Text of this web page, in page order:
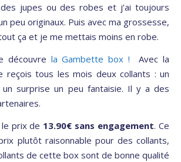
peu originaux. Puis avec ma grossesse,
ça et je me mettais moins en robe.
découvre la Gambette box !
Avec la
reçois tous les mois deux collants : un
surprise un peu fantaisie. Il y a des
prix de 13.90€ sans engagement. Ce
plutôt raisonnable pour des collants,
de cette box sont de bonne qualité